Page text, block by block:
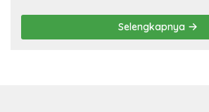
Selengkapnya